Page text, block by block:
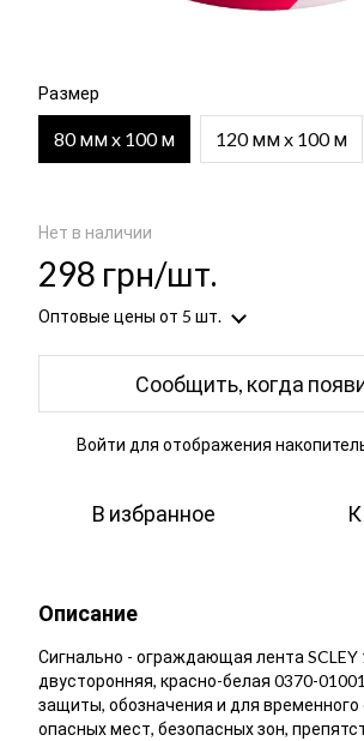
Размер
80 мм x 100 м 120 мм x 100 м
Нет в наличии
298 грн/шт.
Оптовые цены от 5 шт.
Сообщить, когда
Войти для отображения
В избранное
Описание
Сигнально - ограждающая лента SCLEY
двусторонняя, красно-белая 0370-
защиты, обозначения и для
опасных мест, безопасных зон,